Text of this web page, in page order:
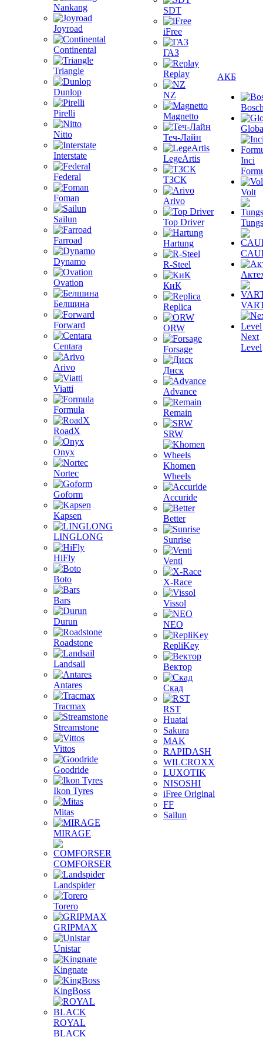
Nankang
Joyroad
Continental
Triangle
Dunlop
Pirelli
Nitto
Interstate
Federal
Foman
Sailun
Farroad
Dynamo
Ovation
Белшина
Forward
Centara
Arivo
Viatti
Formula
RoadX
Onyx
Nortec
Goform
Kapsen
LINGLONG
HiFly
Boto
Bars
Durun
Roadstone
Landsail
Antares
Tracmax
Streamstone
Vittos
Goodride
Ikon Tyres
Mitas
MIRAGE
COMFORSER
Landspider
Torero
GRIPMAX
Unistar
Kingnate
KingBoss
ROYAL
BLACK
SDT
iFree
ГАЗ
Replay
NZ
Magnetto
Теч-Лайн
LegeArtis
ТЗСК
Arivo
Top Driver
Hartung
R-Steel
КиК
Replica
ORW
Forsage
Диск
Advance
Remain
SRW
Khomen
Wheels
Accuride
Better
Sunrise
Venti
X-Race
Vissol
NEO
RepliKey
Вектор
Скад
RST
Huatai
Sakura
MAK
RAPIDASH
WILCROXX
LUXOTIK
NISOSHI
iFree Original
FF
Sailun
АКБ
Inci
Volt
Next
Level